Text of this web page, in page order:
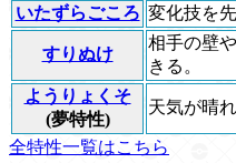
いたずらごころ 変化技を
すりぬけ
相手の壁
きる。
ようりょくそ
(夢特性)
天気が晴
全特性一覧はこちら